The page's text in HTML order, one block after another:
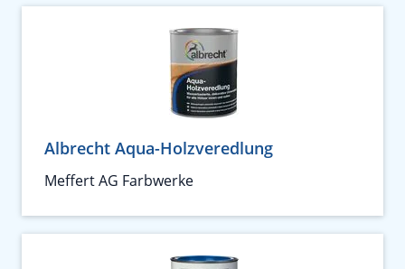
Albrecht Aqua-Holzveredlung
Meffert AG Farbwerke